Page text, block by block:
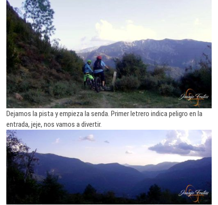
Dejamos la pista y empieza la senda. Primer letrero indica peligro en la
entrada, jeje, nos vamos a divertir.